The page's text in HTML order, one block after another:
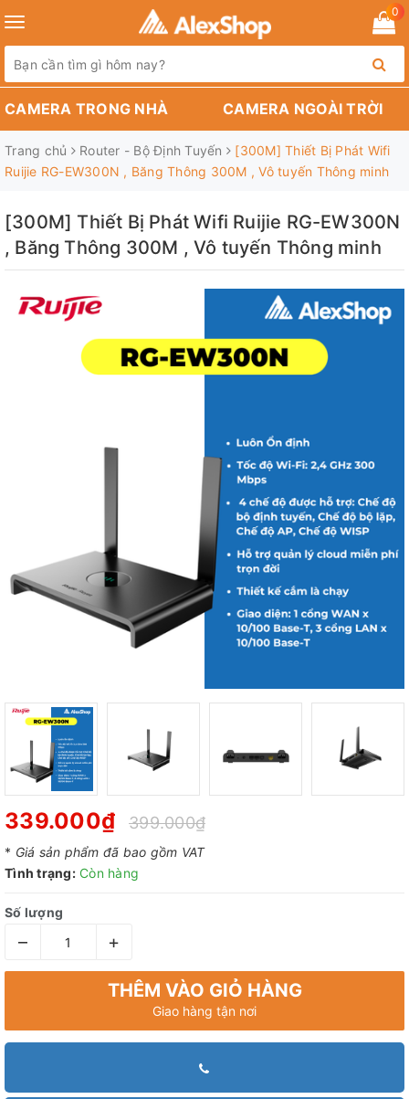
Toggle
navigation
0
CAMERA TRONG NHÀ CAMERA NGOÀI TRỜI
Trang chủ Router - Bộ Định Tuyến
[300M] Thiết Bị Phát Wifi
Ruijie RG-EW300N , Băng Thông 300M , Vô tuyến Thông minh
[300M] Thiết Bị Phát Wifi Ruijie RG-EW300N
, Băng Thông 300M , Vô tuyến Thông minh
339.000₫ 399.000₫
* Giá sản phẩm đã bao gồm VAT
Tình trạng: Còn hàng
Số lượng
– +
THÊM VÀO GIỎ HÀNG
Giao hàng tận nơi